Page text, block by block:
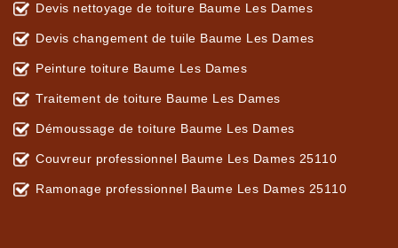
Devis nettoyage de toiture Baume Les Dames
Devis changement de tuile Baume Les Dames
Peinture toiture Baume Les Dames
Traitement de toiture Baume Les Dames
Démoussage de toiture Baume Les Dames
Couvreur professionnel Baume Les Dames 25110
Ramonage professionnel Baume Les Dames 25110